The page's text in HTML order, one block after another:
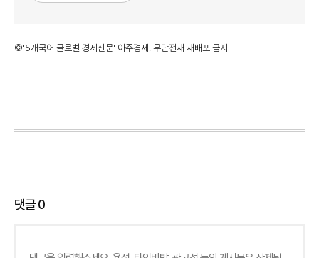
©'5개국어 글로벌 경제신문' 아주경제. 무단전재·재배포 금지
댓글0